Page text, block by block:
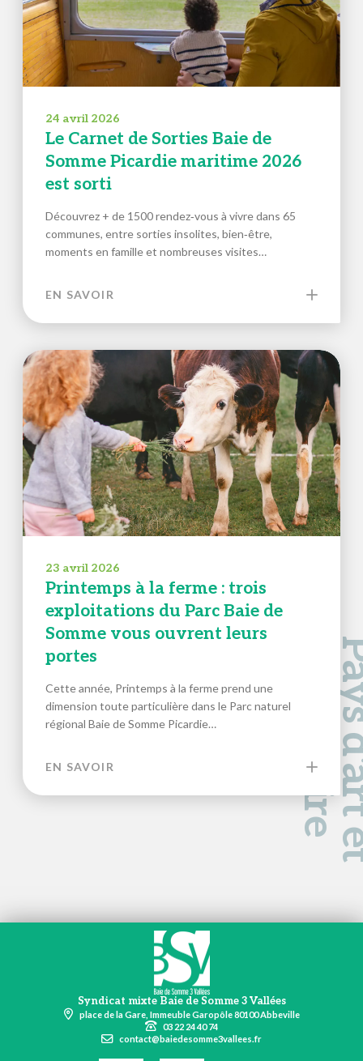
24 avril 2026
Le Carnet de Sorties Baie de
Somme Picardie maritime 2026
est sorti
Découvrez + de 1500 rendez‑vous à vivre dans 65
communes, entre sorties insolites, bien‑être,
moments en famille et nombreuses visites…
EN SAVOIR
23 avril 2026
Printemps à la ferme : trois
exploitations du Parc Baie de
Somme vous ouvrent leurs
portes
Cette année, Printemps à la ferme prend une
dimension toute particulière dans le Parc naturel
régional Baie de Somme Picardie…
EN SAVOIR a
d
e
Syndicat mixte Baie de Somme 3 Vallées
place de la Gare, Immeuble Garopôle 80100 Abbeville
03 22 24 40 74
contact@baiedesomme3vallees.fr